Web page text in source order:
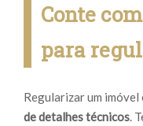
Conte
para
Regularizar um
de detalhes técnicos.